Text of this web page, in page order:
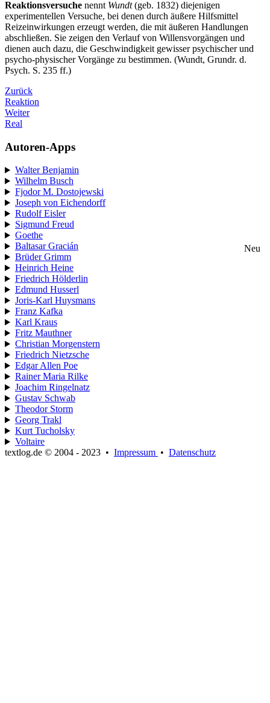
Reaktionsversuche nennt Wundt(geb. 1832) diejenigen
experimentellen Versuche, bei denen durch äußere Hilfsmittel
Reizeinwirkungen erzeugt werden, die mit äußeren Handlungen
abschließen. Sie zeigen den Verlauf von Willensvorgängen und
dienen auch dazu, die Geschwindigkeit gewisser psychischer und
psycho-physischer Vorgänge zu bestimmen. (Wundt, Grundr. d.
Psych. S. 235 ff.)
Zurück
Reaktion
Weiter
Real
Autoren-Apps
Walter Benjamin
Wilhelm Busch
Fjodor M. Dostojewski
Joseph von Eichendorff
Rudolf Eisler
Sigmund Freud
Goethe
Baltasar Gracián
Neu
Brüder Grimm
Heinrich Heine
Friedrich Hölderlin
Edmund Husserl
Joris-Karl Huysmans
Franz Kafka
Karl Kraus
Fritz Mauthner
Christian Morgenstern
Friedrich Nietzsche
Edgar Allen Poe
Rainer Maria Rilke
Joachim Ringelnatz
Gustav Schwab
Theodor Storm
Georg Trakl
Kurt Tucholsky
Voltaire
textlog.de © 2004 - 2023 • Impressum • Datenschutz